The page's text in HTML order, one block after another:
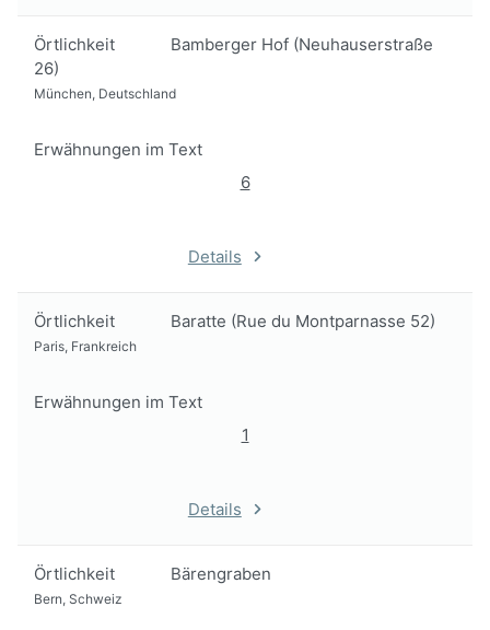
Örtlichkeit
Bamberger Hof (Neuhauserstraße
26)
München, Deutschland
Erwähnungen im Text
6
Details
Örtlichkeit Baratte (Rue du Montparnasse 52)
Paris, Frankreich
Erwähnungen im Text
1
Details
Örtlichkeit Bärengraben
Bern, Schweiz